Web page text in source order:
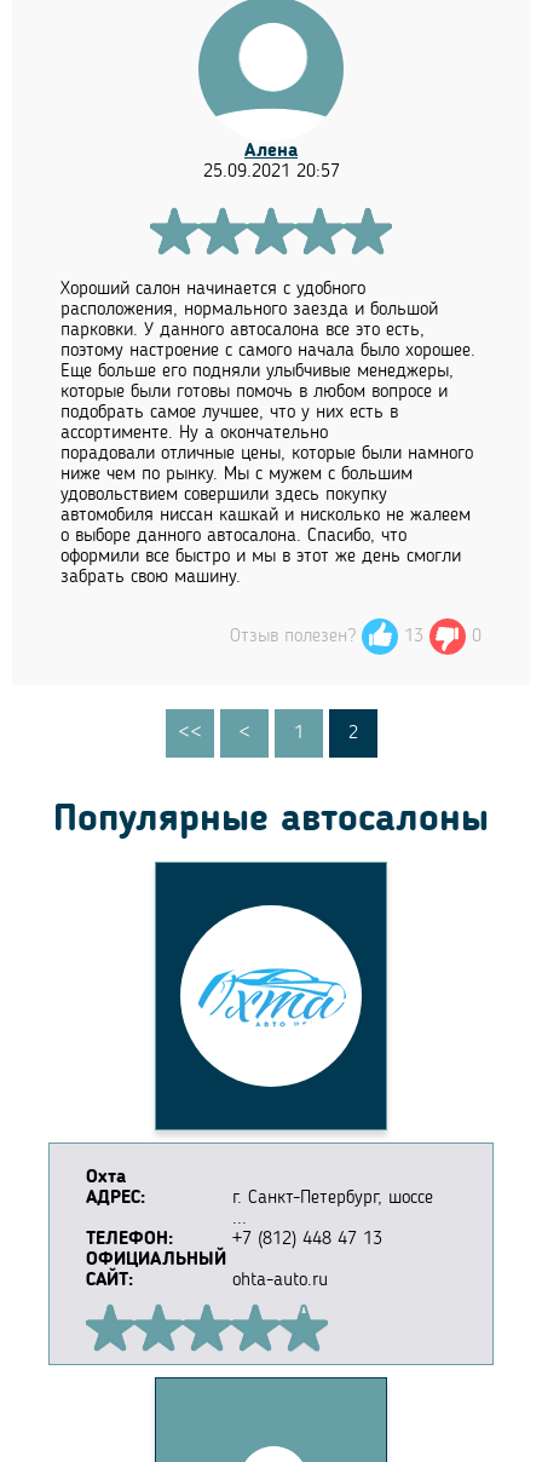
Алена
25.09.2021 20:57
Хороший салон начинается с удобного
расположения, нормального заезда и большой
парковки. У данного автосалона все это есть,
поэтому настроение с самого начала было хорошее.
Еще больше его подняли улыбчивые менеджеры,
которые были готовы помочь в любом вопросе и
подобрать самое лучшее, что у них есть в
ассортименте. Ну а окончательно
порадовали отличные цены, которые были намного
ниже чем по рынку. Мы с мужем с большим
удовольствием совершили здесь покупку
автомобиля ниссан кашкай и нисколько не жалеем
о выборе данного автосалона. Спасибо, что
оформили все быстро и мы в этот же день смогли
забрать свою машину.
Отзыв полезен? 13 0
<< < 1 2
Популярные автосалоны
Охта
АДРЕС:
г. Санкт-Петербург, шоссе
...
ТЕЛЕФОН:
+7 (812) 448 47 13
ОФИЦИАЛЬНЫЙ
САЙТ:
ohta-auto.ru